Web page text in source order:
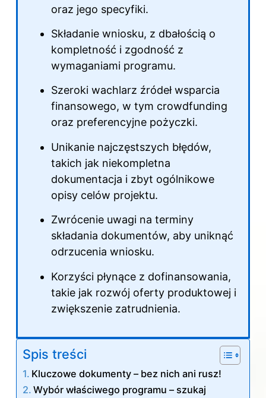
oraz jego specyfiki.
Składanie wniosku, z dbałością o
kompletność i zgodność z
wymaganiami programu.
Szeroki wachlarz źródeł wsparcia
finansowego, w tym crowdfunding
oraz preferencyjne pożyczki.
Unikanie najczęstszych błędów,
takich jak niekompletna
dokumentacja i zbyt ogólnikowe
opisy celów projektu.
Zwrócenie uwagi na terminy
składania dokumentów, aby uniknąć
odrzucenia wniosku.
Korzyści płynące z dofinansowania,
takie jak rozwój oferty produktowej i
zwiększenie zatrudnienia.
Spis treści
Kluczowe dokumenty – bez nich ani rusz!
Wybór właściwego programu – szukaj